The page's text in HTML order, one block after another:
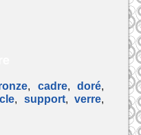
, cadre,doré,
, support,verre,